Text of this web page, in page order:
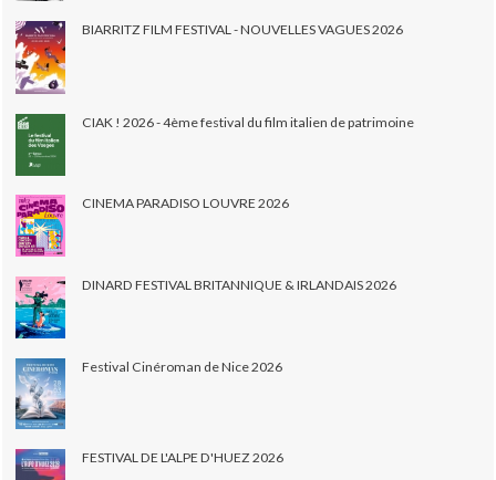
BIARRITZ FILM FESTIVAL - NOUVELLES VAGUES 2026
CIAK ! 2026 - 4ème festival du film italien de patrimoine
CINEMA PARADISO LOUVRE 2026
DINARD FESTIVAL BRITANNIQUE & IRLANDAIS 2026
Festival Cinéroman de Nice 2026
FESTIVAL DE L'ALPE D'HUEZ 2026